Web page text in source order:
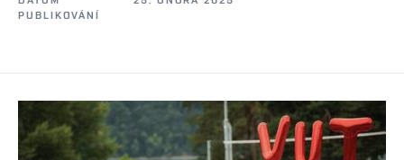
PUBLIKOVÁNÍ